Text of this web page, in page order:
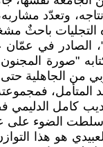
وتعدّد
باحثٌ
من الجاهلية
كامل الدليمي
سلطت الضوء
هو هذا